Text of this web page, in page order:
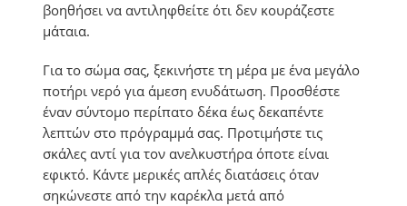
βοηθήσει να αντιληφθείτε ότι δεν κουράζεστε
μάταια.
Για το σώμα σας, ξεκινήστε τη μέρα με ένα μεγάλο
ποτήρι νερό για άμεση ενυδάτωση. Προσθέστε
έναν σύντομο περίπατο δέκα έως δεκαπέντε
λεπτών στο πρόγραμμά σας. Προτιμήστε τις
σκάλες αντί για τον ανελκυστήρα όποτε είναι
εφικτό. Κάντε μερικές απλές διατάσεις όταν
σηκώνεστε από την καρέκλα μετά από